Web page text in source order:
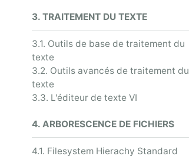
3. TRAITEMENT DU TEXTE
3.1. Outils de base de traitement du
texte
3.2. Outils avancés de traitement du
texte
3.3. L'éditeur de texte VI
4. ARBORESCENCE DE FICHIERS
4.1. Filesystem Hierachy Standard